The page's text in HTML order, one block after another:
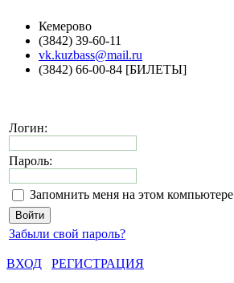
Кемерово
(3842) 39-60-11
vk.kuzbass@mail.ru
(3842) 66-00-84 [БИЛЕТЫ]
Логин:
Пароль:
Запомнить меня на этом компьютере
Забыли свой пароль?
ВХОД
РЕГИСТРАЦИЯ